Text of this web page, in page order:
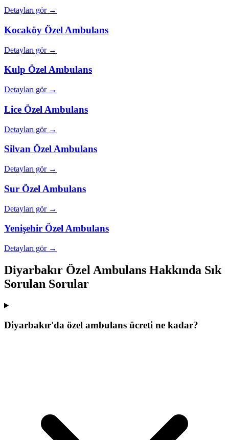
Detayları gör →
Kocaköy Özel Ambulans
Detayları gör →
Kulp Özel Ambulans
Detayları gör →
Lice Özel Ambulans
Detayları gör →
Silvan Özel Ambulans
Detayları gör →
Sur Özel Ambulans
Detayları gör →
Yenişehir Özel Ambulans
Detayları gör →
Diyarbakır Özel Ambulans Hakkında Sık
Sorulan Sorular
Diyarbakır'da özel ambulans ücreti ne kadar?